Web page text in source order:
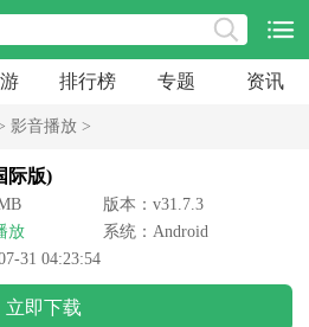
排行榜 专题 资讯
影音播放 >
际版)
版本：v31.7.3
放
系统：Android
31 04:23:54
立即下载